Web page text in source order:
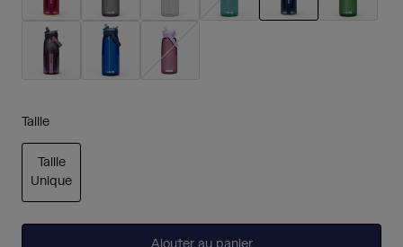
Taille
Taille
Unique